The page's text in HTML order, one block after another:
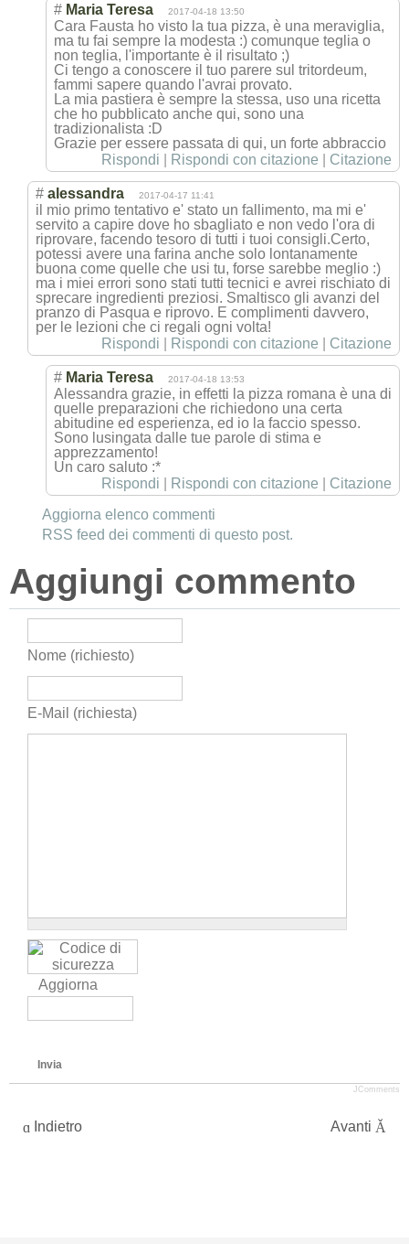
# Maria Teresa 2017-04-18 13:50
Cara Fausta ho visto la tua pizza, è una meraviglia,
ma tu fai sempre la modesta :) comunque teglia o
non teglia, l'importante è il risultato ;)
Ci tengo a conoscere il tuo parere sul tritordeum,
fammi sapere quando l'avrai provato.
La mia pastiera è sempre la stessa, uso una ricetta
che ho pubblicato anche qui, sono una
tradizionalista :D
Grazie per essere passata di qui, un forte abbraccio
Rispondi
Rispondi con citazione Citazione
# alessandra 2017-04-17 11:41
il mio primo tentativo e' stato un fallimento, ma mi e'
servito a capire dove ho sbagliato e non vedo l'ora di
riprovare, facendo tesoro di tutti i tuoi consigli.Certo,
potessi avere una farina anche solo lontanamente
buona come quelle che usi tu, forse sarebbe meglio :)
ma i miei errori sono stati tutti tecnici e avrei rischiato di
sprecare ingredienti preziosi. Smaltisco gli avanzi del
pranzo di Pasqua e riprovo. E complimenti davvero,
per le lezioni che ci regali ogni volta!
Rispondi
Rispondi con citazione Citazione
# Maria Teresa 2017-04-18 13:53
Alessandra grazie, in effetti la pizza romana è una di
quelle preparazioni che richiedono una certa
abitudine ed esperienza, ed io la faccio spesso.
Sono lusingata dalle tue parole di stima e
apprezzamento!
Un caro saluto :*
Rispondi
Rispondi con citazione
Citazione
Aggiorna elenco commenti
RSS feed dei commenti di questo post.
Aggiungi commento
Nome (richiesto)
E-Mail (richiesta)
Aggiorna
Invia
JComments
Indietro Avanti